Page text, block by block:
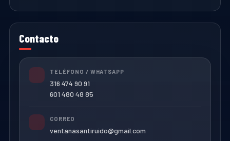
Contacto
TELÉFONO / WHATSAPP
316 474 90 91
601 480 48 85
CORREO
ventanasantiruido@gmail.com